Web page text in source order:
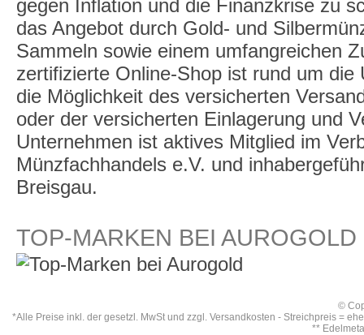
gegen Inflation und die Finanzkrise zu
das Angebot durch Gold- und
Sammeln sowie einem umfangreichen
zertifizierte Online-Shop ist rund um die
die Möglichkeit des versicherten
oder der versicherten Einlagerung und
Unternehmen ist aktives Mitglied im
Münzfachhandels e.V. und
Breisgau.
TOP-MARKEN BEI AUROGOLD
©
*Alle Preise inkl. der gesetzl. MwSt und zzgl.Versandkosten - Streichpreis =
**